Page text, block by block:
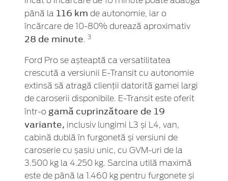
până la 116 km de autonomie, iar o
încărcare de 10-80% durează aproximativ
28 de minute. 3
Ford Pro se așteaptă ca versatilitatea
crescută a versiunii E-Transit cu autonomie
extinsă să atragă clienții datorită gamei largi
de caroserii disponibile. E-Transit este oferit
într-o gamă cuprinzătoare de 19
variante, inclusiv lungimi L3 și L4, van,
cabină dublă în furgonetă și versiuni de
caroserie cu șasiu unic, cu GVM-uri de la
3.500 kg la 4.250 kg. Sarcina utilă maximă
este de până la 1.460 kg pentru furgonete și